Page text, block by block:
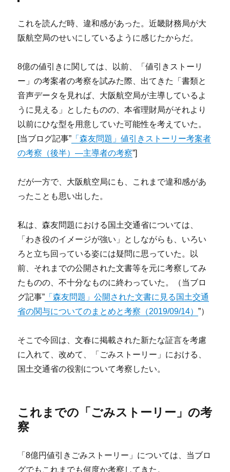
これを読んだ時、違和感があった。近畿財務局が大
阪航空局のせいにしているように感じたからだ。
8億の値引きに関しては、以前、「値引きストーリ
ー」の考案者の考察を試みた際、出てきた「書類と
音声データを見れば、大阪航空局が主導しているよ
うに見える」としたものの、本省理財局がそれより
以前にひな型を用意していた可能性を考えていた。
[当ブログ記事” 「森友問題」値引きストーリー考案者
の考察（後半）―主導者の考察”]
だが一方で、大阪航空局にも、これまで違和感があ
ったことも思い出した。
私は、森友問題における国土交通省については、
「わき役のイメージが強い」としながらも、いろい
ろと立ち回っている姿には疑問に思っていた。以
前、それまでの公開された文書等を元に考察してみ
たものの、不十分なものに終わっていた。（当ブロ
グ記事” 「森友問題」公開された文書に見る国土交通
省の関与についてのまとめと考察（2019/09/14）”）
そこで今回は、文春に掲載された新たな証言を考慮
に入れて、改めて、「ごみストーリー」における、
国土交通省の役割について考察したい。
これまでの「ごみストーリー」の考
察
「8億円値引きごみストーリー」については、当ブロ
グでもこれまでも何度か考察してきた。